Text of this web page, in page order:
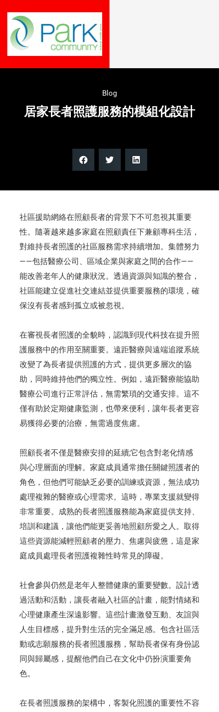
Blog
居家長者照護服務的模組化設計
社區援助網絡在照顧長者的背景下不可忽視其重要
性。隨著越來越多家庭在照顧責任下兼顧專科生活，
對維持長者照護的社區服務需求持續增加。集體努力
——包括醫療公司、區域企業與家庭之間的合作——
能改善老年人的健康狀況。透過資源與知識的整合，
社區能建立促進社交連結並提供重要服務的環境，確
保沒有長者感到孤立或被忽視。
在審視長者照護的全貌時，認識到現代科技在提升照
護服務中的作用至關重要。遠距醫療與遠端追蹤系統
改變了為長者提供照護的方式，提供更多層次的協
助，同時維持他們的獨立性。例如，遠距醫療能協助
醫療公司進行正常評估，無需繁瑣的交通安排。這不
僅有助於定期健康監測，也帶來便利，讓年長者更容
易獲得必要的治療，無需過度焦慮。
照顧長者不僅是醫療安排的延續;它包含對老化情感
與心理層面的理解。家庭成員通常擔任關鍵照護者的
角色，但他們可能缺乏必要的訓練或資源，無法成功
處理複雜的醫療或心理需求。這時，專業支援就變得
非常重要。成熟的長者照護服務能為家庭提供支持、
培訓和建議，讓他們能更妥善地照顧所愛之人。取得
這些資源能減輕照顧者的壓力、焦慮與疲憊，這是家
庭成員處理長者照護複雜性時常見的障礙。
社會參與仍然是老年人整體健康的重要變數。設計透
過活動和活動，讓長者融入社區的計畫，能對情緒和
心理健康產生深遠影響。這些計畫激發互動、友誼與
人生目標感，提升對生活的完全滿足感。包含社區活
動或志願服務的長者照護服務，幫助長者保有身份認
同與歸屬感，提醒他們自己在文化中仍扮演重要角
色。
在長者照護服務的架構中，客製化照護的重要性不容